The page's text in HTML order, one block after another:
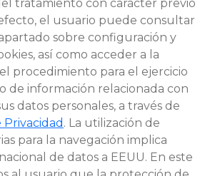
tratamiento con carácter previo
el usuario puede consultar
sobre configuración y
así como acceder a la
procedimiento para el ejercicio
de información relacionada con
datos personales, a través de
. La utilización de
para la navegación implica
de datos a EEUU. En este